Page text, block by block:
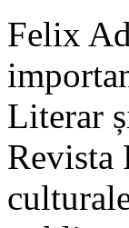
Felix
Literar
Revista